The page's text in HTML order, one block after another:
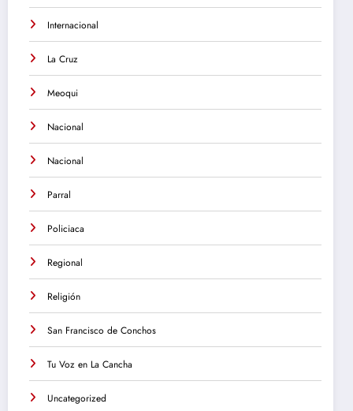
Internacional
La Cruz
Meoqui
Nacional
Nacional
Parral
Policiaca
Regional
Religión
San Francisco de Conchos
Tu Voz en La Cancha
Uncategorized